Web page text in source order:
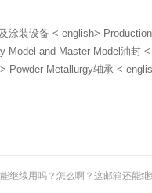
涂装设备 < english>
Model and Master Model油封
Powder Metallurgy轴承 <
继续用吗？怎么啊？这邮箱还能继